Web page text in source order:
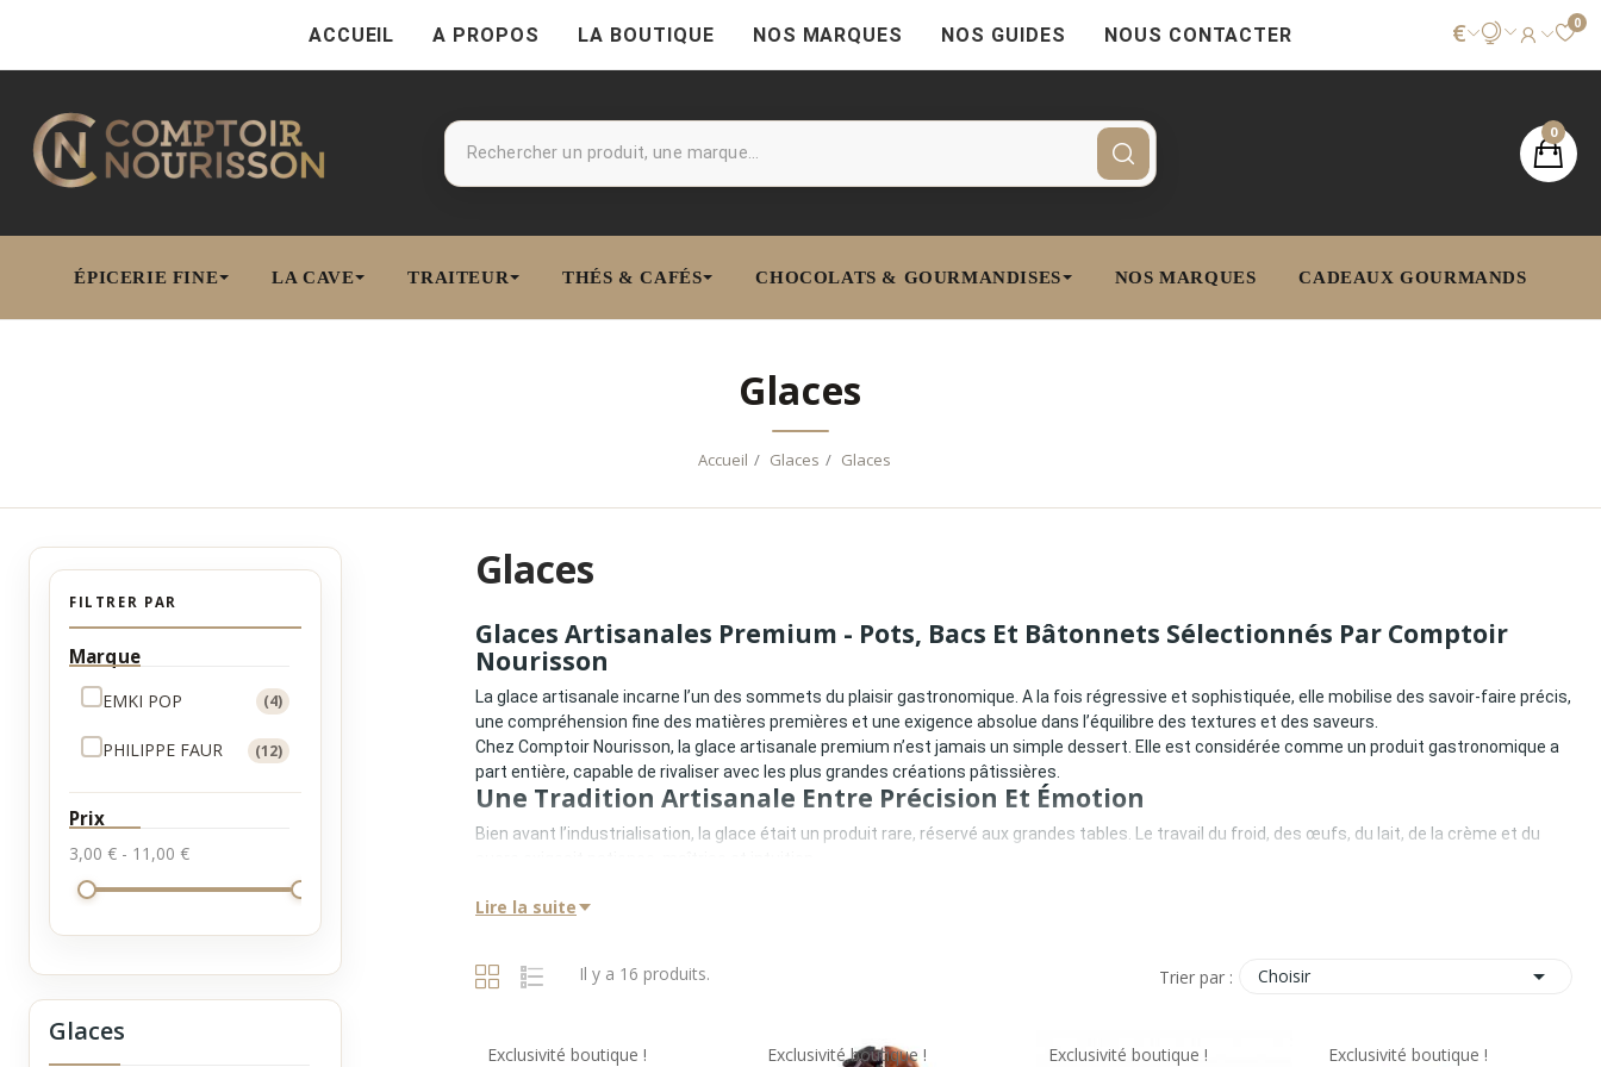
ACCUEIL A PROPOS LA BOUTIQUE NOS MARQUES NOS GUIDES NOUS CONTACTER € 0
0
ÉPICERIE FINE LA CAVE TRAITEUR THÉS & CAFÉS CHOCOLATS & GOURMANDISES NOS MARQUES CADEAUX GOURMANDS
Glaces
Accueil Glaces Glaces
FILTRER PAR
Marque
EMKI POP (4)
PHILIPPE FAUR (12)
Prix
3,00 € - 11,00 €
Glaces
Glaces
Glaces Artisanales Premium - Pots, Bacs Et Bâtonnets Sélectionnés Par Comptoir
Nourisson
La glace artisanale incarne l’un des sommets du plaisir gastronomique. A la fois régressive et sophistiquée, elle mobilise des savoir-faire précis,
une compréhension fine des matières premières et une exigence absolue dans l’équilibre des textures et des saveurs.
Chez Comptoir Nourisson, la glace artisanale premium n’est jamais un simple dessert. Elle est considérée comme un produit gastronomique a
part entière, capable de rivaliser avec les plus grandes créations pâtissières.
Une Tradition Artisanale Entre Précision Et Émotion
Bien avant l’industrialisation, la glace était un produit rare, réservé aux grandes tables. Le travail du froid, des œufs, du lait, de la crème et du
• des recettes courtes et lisibles
•une texture onctueuse sans excès d’air
Qu’est-Ce Qu’une Glace Artisanale Premium ?
Lire la suite
Il y a 16 produits. Trier par : Choisir 
Exclusivité boutique ! Exclusivité boutique ! Exclusivité boutique ! Exclusivité boutique !